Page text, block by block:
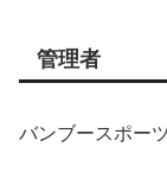
管理者
バンブースポー